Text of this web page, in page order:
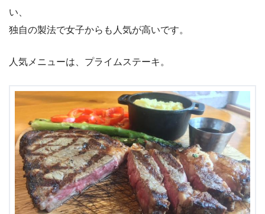
い、
独自の製法で女子からも人気が高いです。
人気メニューは、プライムステーキ。